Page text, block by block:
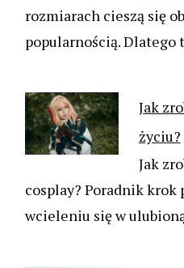
rozmiarach cieszą się
popularnością. Dlatego
Jak
życiu?
Jak
cosplay? Poradnik krok
wcieleniu się w